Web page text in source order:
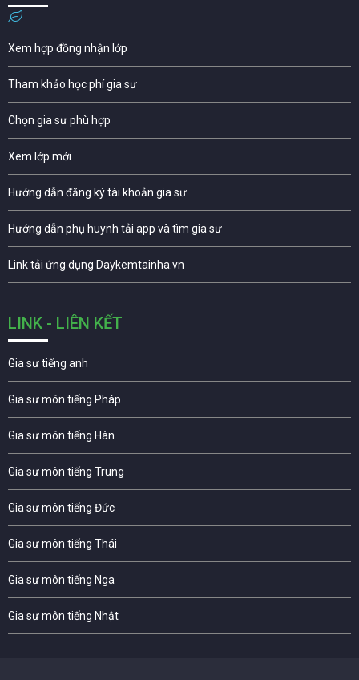
Xem hợp đồng nhận lớp
Tham khảo học phí gia sư
Chọn gia sư phù hợp
Xem lớp mới
Hướng dẫn đăng ký tài khoản gia sư
Hướng dẫn phụ huynh tải app và tìm gia sư
Link tải ứng dụng Daykemtainha.vn
LINK - LIÊN KẾT
Gia sư tiếng anh
Gia sư môn tiếng Pháp
Gia sư môn tiếng Hàn
Gia sư môn tiếng Trung
Gia sư môn tiếng Đức
Gia sư môn tiếng Thái
Gia sư môn tiếng Nga
Gia sư môn tiếng Nhật